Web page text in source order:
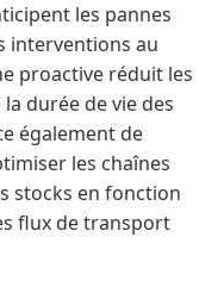
les pannes
interventions au
proactive réduit les
durée de vie des
également de
les chaînes
stocks en fonction
flux de transport